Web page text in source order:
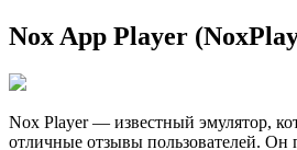
Nox App Player
Nox Player — известный эмулятор,
отличные отзывы пользователей. Он